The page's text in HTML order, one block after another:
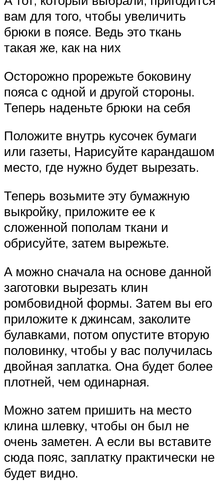
вам для того, чтобы увеличить
брюки в поясе. Ведь это ткань
такая же, как на них
Осторожно прорежьте боковину
пояса с одной и другой стороны.
Теперь наденьте брюки на себя
Положите внутрь кусочек бумаги
или газеты, Нарисуйте карандашом
место, где нужно будет вырезать.
Теперь возьмите эту бумажную
выкройку, приложите ее к
сложенной пополам ткани и
обрисуйте, затем вырежьте.
А можно сначала на основе данной
заготовки вырезать клин
ромбовидной формы. Затем вы его
приложите к джинсам, заколите
булавками, потом опустите вторую
половинку, чтобы у вас получилась
двойная заплатка. Она будет более
плотней, чем одинарная.
Можно затем пришить на место
клина шлевку, чтобы он был не
очень заметен. А если вы вставите
сюда пояс, заплатку практически не
будет видно.